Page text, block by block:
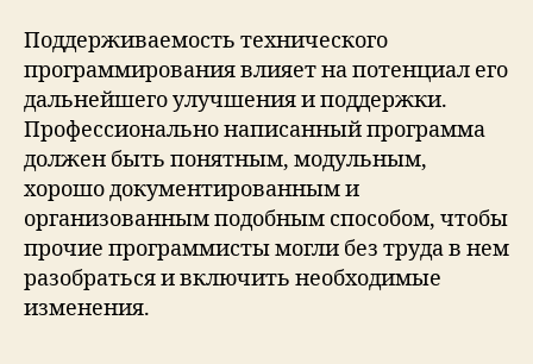
Поддерживаемость технического
программирования влияет на потенциал его
дальнейшего улучшения и поддержки.
Профессионально написанный программа
должен быть понятным, модульным,
хорошо документированным и
организованным подобным способом, чтобы
прочие программисты могли без труда в нем
разобраться и включить необходимые
изменения.